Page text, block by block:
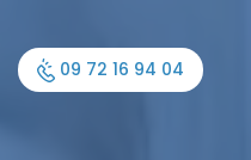
09 72 16 94 04